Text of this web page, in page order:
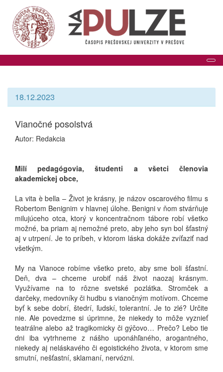
18.12.2023
Vianočné posolstvá
Autor: Redakcia
Milí pedagógovia, študenti a všetci členovia
akademickej obce,
La vita è bella – Život je krásny, je názov oscarového filmu s
Robertom Benignim v hlavnej úlohe. Benigni v ňom stvárňuje
milujúceho otca, ktorý v koncentračnom tábore robí všetko
možné, ba priam aj nemožné preto, aby jeho syn bol šťastný
aj v utrpení. Je to príbeh, v ktorom láska dokáže zvíťaziť nad
všetkým.
My na Vianoce robíme všetko preto, aby sme boli šťastní.
Deň, dva – chceme urobiť náš život naozaj krásnym.
Využívame na to rôzne svetské pozlátka. Stromček a
darčeky, medovníky či hudbu s vianočným motívom. Chceme
byť k sebe dobrí, štedrí, ľudskí, tolerantní. Je to zlé? Určite
nie. Ale povedzme si úprimne, že niekedy to môže vyznieť
teatrálne alebo až tragikomicky či gýčovo… Prečo? Lebo tie
dni iba vytrhneme z nášho uponáhľaného, arogantného,
niekedy aj neláskavého či egoistického života, v ktorom sme
smutní, nešťastní, sklamaní, nervózni.